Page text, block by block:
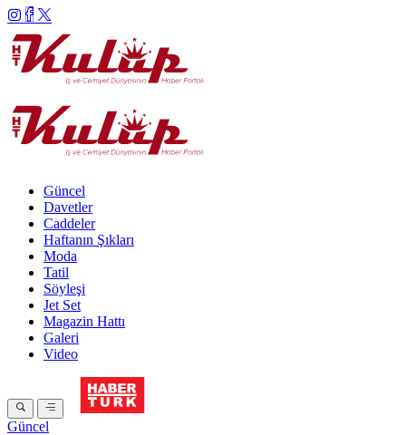
Güncel
Davetler
Caddeler
Haftanın Şıkları
Moda
Tatil
Söyleşi
Jet Set
Magazin Hattı
Galeri
Video
Güncel